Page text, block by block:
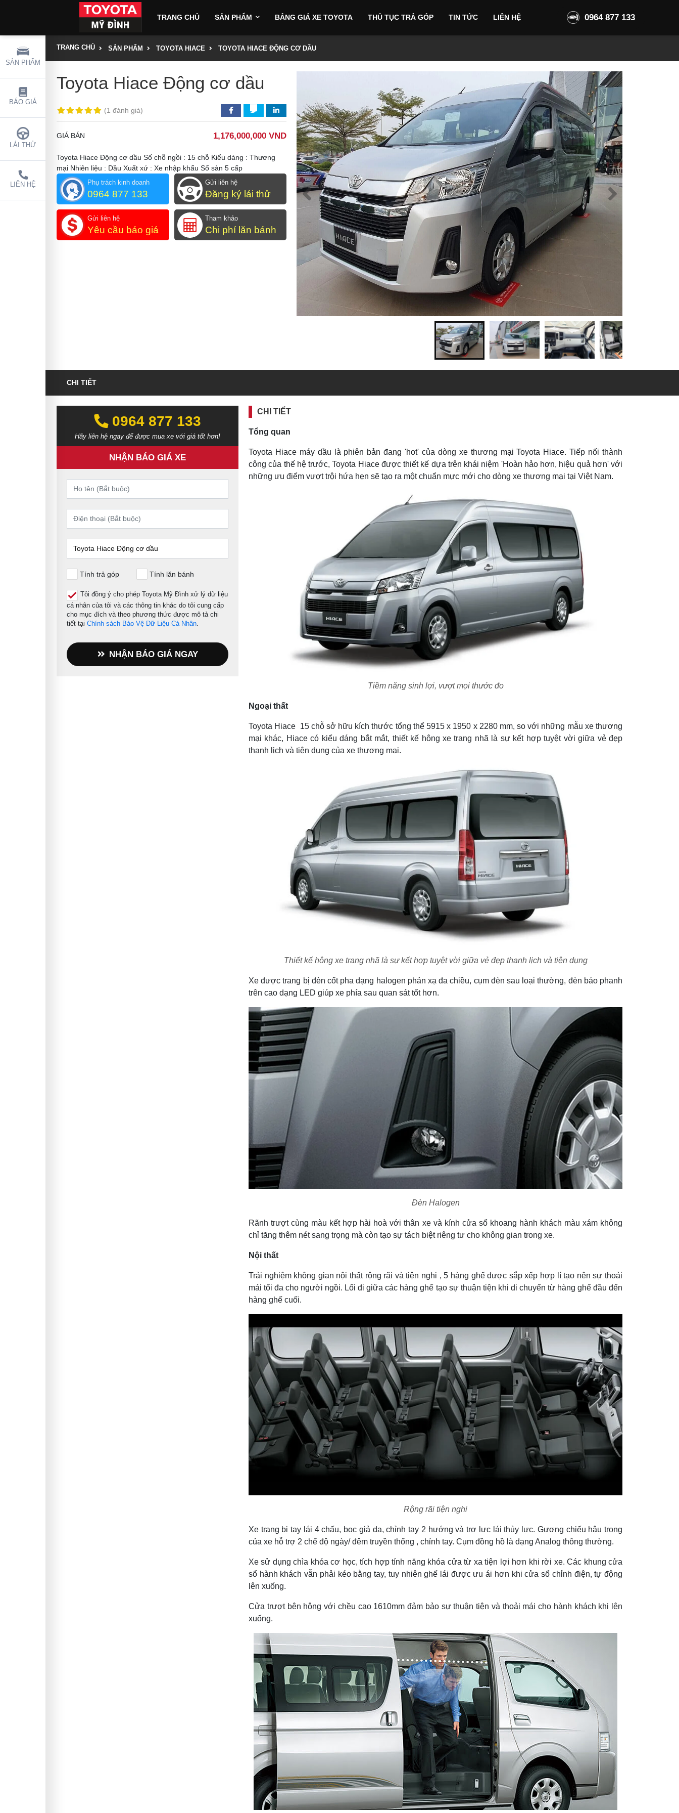
TRANG CHỦ SẢN PHẨM BẢNG GIÁ XE TOYOTA THỦ TỤC TRẢ GÓP TIN TỨC LIÊN HỆ 0964 877 133
TRANG CHỦ SẢN PHẨM TOYOTA HIACE TOYOTA HIACE ĐỘNG CƠ DẦU
Toyota Hiace Động cơ dầu
(1 đánh giá)
GIÁ BÁN 1,176,000,000 VND
Toyota Hiace Động cơ dầu Số chỗ ngồi : 15 chỗ Kiểu dáng : Thương
mại Nhiên liệu : Dầu Xuất xứ : Xe nhập khẩu Số sàn 5 cấp
Phụ trách kinh doanh
0964 877 133
Gửi liên hệ
Yêu cầu báo giá
Gửi liên hệ
Đăng ký lái thử
Tham khảo
Chi phí lăn bánh
CHI TIẾT
0964 877 133‬‬
Hãy liên hệ ngay để được mua xe với giá tốt hơn!
NHẬN BÁO GIÁ XE
Tính trả góp Tính lăn bánh
Tôi đồng ý cho phép Toyota Mỹ Đình xử lý dữ liệu
cá nhân của tôi và các thông tin khác do tôi cung cấp
cho mục đích và theo phương thức được mô tả chi
tiết tại Chính sách Bảo Vệ Dữ Liệu Cá Nhân
NHẬN BÁO GIÁ NGAY
CHI TIẾT
Tổng quan
Toyota Hiace máy dầu là phiên bản đang 'hot' của dòng xe thương mại Toyota Hiace. Tiếp nối thành
công của thế hệ trước, Toyota Hiace được thiết kế dựa trên khái niệm 'Hoàn hảo hơn, hiệu quả hơn' với
những ưu điểm vượt trội hứa hẹn sẽ tạo ra một chuẩn mực mới cho dòng xe thương mại tại Việt Nam.
Tiềm năng sinh lợi, vượt mọi thước đo
Ngoại thất
Toyota Hiace 15 chỗ sở hữu kích thước tổng thể 5915 x 1950 x 2280 mm, so với những mẫu xe thương
mại khác, Hiace có kiểu dáng bắt mắt, thiết kế hông xe trang nhã là sự kết hợp tuyệt vời giữa vẻ đẹp
thanh lịch và tiện dụng của xe thương mại.
Thiết kế hông xe trang nhã là sự kết hợp tuyệt vời giữa vẻ đẹp thanh lịch và tiện dụng
Xe được trang bị đèn cốt pha dạng halogen phản xạ đa chiều, cụm đèn sau loại thường, đèn báo phanh
trên cao dạng LED giúp xe phía sau quan sát tốt hơn.
Đèn Halogen
Rãnh trượt cùng màu kết hợp hài hoà với thân xe và kính cửa sổ khoang hành khách màu xám không
chỉ tăng thêm nét sang trọng mà còn tạo sự tách biệt riêng tư cho không gian trong xe.
Nội thất
Trải nghiệm không gian nội thất rộng rãi và tiện nghi , 5 hàng ghế được sắp xếp hợp lí tạo nên sự thoải
mái tối đa cho người ngồi. Lối đi giữa các hàng ghế tạo sự thuận tiện khi di chuyển từ hàng ghế đầu đến
hàng ghế cuối.
Rộng rãi tiện nghi
Xe trang bị tay lái 4 chấu, bọc giả da, chỉnh tay 2 hướng và trợ lực lái thủy lực. Gương chiếu hậu trong
của xe hỗ trợ 2 chế độ ngày/ đêm truyền thống , chỉnh tay. Cụm đồng hồ là dạng Analog thông thường.
Xe sử dụng chìa khóa cơ học, tích hợp tính năng khóa cửa từ xa tiện lợi hơn khi rời xe. Các khung cửa
sổ hành khách vẫn phải kéo bằng tay, tuy nhiên ghế lái được ưu ái hơn khi cửa sổ chỉnh điện, tự động
lên xuống.
Cửa trượt bên hông với chều cao 1610mm đảm bảo sự thuận tiện và thoải mái cho hành khách khi lên
xuống.
SẢN PHẨM
BÁO GIÁ
LÁI THỬ
LIÊN HỆ